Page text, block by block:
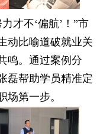
才不‘偏航’！”市
动比喻道破就业关
鸣。通过案例分
磊帮助学员精准定
场第一步。